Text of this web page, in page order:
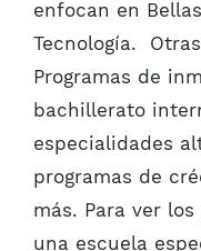
enfocan en
Tecnología.
Programas de
bachillerato
especialidades
programas de
más. Para ver
una escuela